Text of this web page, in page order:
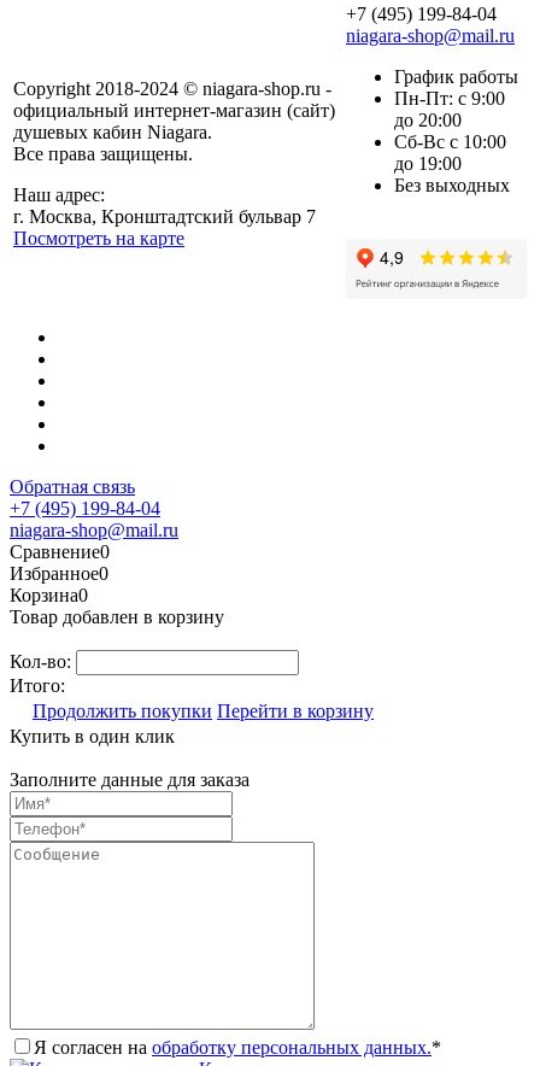
Copyright 2018-2024 © niagara-shop.ru -
официальный интернет-магазин (сайт)
душевых кабин Niagara.
Все права защищены.
Наш адрес:
г. Москва, Кронштадтский бульвар 7
Посмотреть на карте
+7 (495) 199-84-04
niagara-shop@mail.ru
График работы
Пн-Пт: с 9:00
до 20:00
Сб-Вс с 10:00
до 19:00
Без выходных
Обратная связь
+7 (495) 199-84-04
niagara-shop@mail.ru
Сравнение0
Избранное0
Корзина0
Товар добавлен в корзину
Кол-во:
Итого:
Продолжить покупки Перейти в корзину
Купить в один клик
Заполните данные для заказа
Я согласен на обработку персональных данных.*